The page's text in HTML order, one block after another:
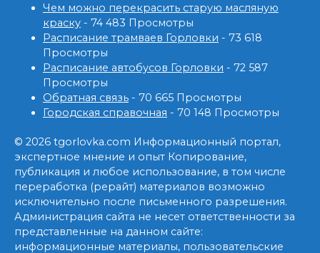
Чем можно перекрасить старую масляную
краску - 74 483 Просмотры
Расписание трамваев Горловки - 73 618
Просмотры
Расписание автобусов Горловки - 72 587
Просмотры
Обратная связь - 70 665 Просмотры
Городская справочная - 70 148 Просмотры
© 2026 tgorlovka.com Информационный портал,
экспертное мнение и опыт Копирование,
публикация и любое использование, в том числе
переработка (рерайт) материалов возможно
исключительно после письменного разрешения.
Администрация сайта не несет ответственности за
представленные на данном сайте:
информационные материалы, пользовательские